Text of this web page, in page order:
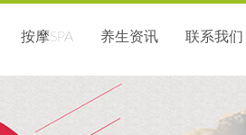
按摩SPA 养生资讯 联系我们